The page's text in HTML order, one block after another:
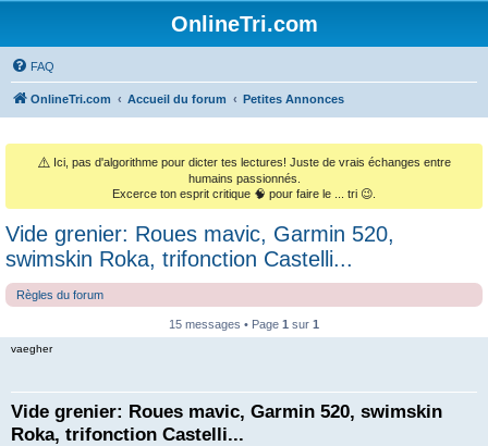
OnlineTri.com
FAQ
OnlineTri.com Accueil du forum Petites Annonces
⚠️ Ici, pas d'algorithme pour dicter tes lectures! Juste de vrais échanges entre
humains passionnés.
Excerce ton esprit critique 🧠 pour faire le ... tri 😉.
Vide grenier: Roues mavic, Garmin 520,
swimskin Roka, trifonction Castelli...
Règles du forum
15 messages • Page 1 sur 1
vaegher
Vide grenier: Roues mavic, Garmin 520, swimskin
Roka, trifonction Castelli...